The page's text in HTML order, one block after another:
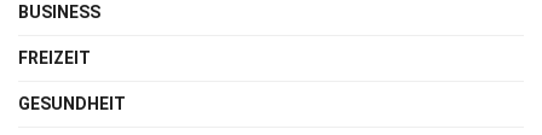
BUSINESS
FREIZEIT
GESUNDHEIT